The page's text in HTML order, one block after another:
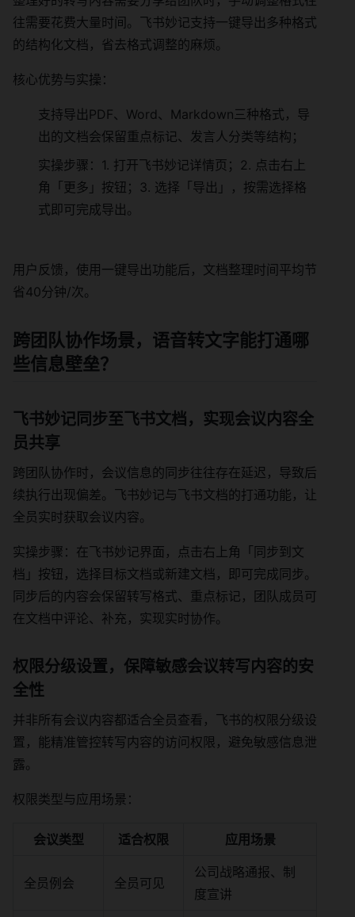
往需要花费大量时间。飞书妙记支持一键导出多种格式
的结构化文档，省去格式调整的麻烦。
核心优势与实操：
支持导出PDF、Word、Markdown三种格式，导
出的文档会保留重点标记、发言人分类等结构；
实操步骤：1. 打开飞书妙记详情页；2. 点击右上
角「更多」按钮；3. 选择「导出」，按需选择格
式即可完成导出。
用户反馈，使用一键导出功能后，文档整理时间平均节
省40分钟/次。
跨团队协作场景，语音转文字能打通哪
些信息壁垒？
飞书妙记同步至飞书文档，实现会议内容全
员共享
跨团队协作时，会议信息的同步往往存在延迟，导致后
续执行出现偏差。飞书妙记与飞书文档的打通功能，让
全员实时获取会议内容。
实操步骤：在飞书妙记界面，点击右上角「同步到文
档」按钮，选择目标文档或新建文档，即可完成同步。
同步后的内容会保留转写格式、重点标记，团队成员可
在文档中评论、补充，实现实时协作。
权限分级设置，保障敏感会议转写内容的安
全性
并非所有会议内容都适合全员查看，飞书的权限分级设
置，能精准管控转写内容的访问权限，避免敏感信息泄
露。
权限类型与应用场景：
会议类型 适合权限 应用场景
全员例会 全员可见
公司战略通报、制
度宣讲